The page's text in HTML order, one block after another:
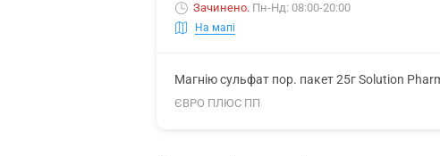
Зачинено. Пн-Нд: 08:00-20:00
На мапі
Магнію сульфат пор. пакет 25г Solution
ЄВРО ПЛЮС ПП